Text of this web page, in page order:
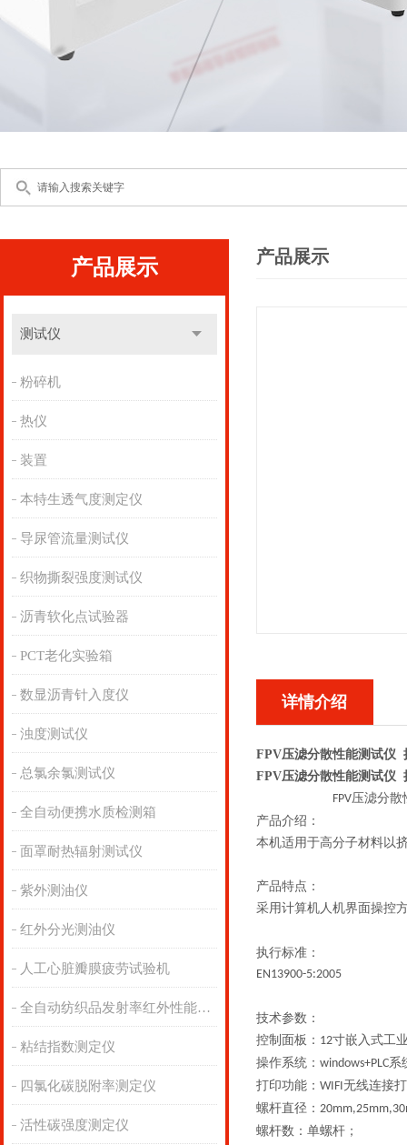
产品展示
测试仪
粉碎机
热仪
装置
本特生透气度测定仪
导尿管流量测试仪
织物撕裂强度测试仪
沥青软化点试验器
PCT老化实验箱
数显沥青针入度仪
浊度测试仪
总氯余氯测试仪
全自动便携水质检测箱
面罩耐热辐射测试仪
紫外测油仪
红外分光测油仪
人工心脏瓣膜疲劳试验机
全自动纺织品发射率红外性能分析
粘结指数测定仪
四氯化碳脱附率测定仪
活性碳强度测定仪
产品展示
详情介绍
FPV压滤分散性能测试仪
FPV压滤分散性能测试仪
FPV压滤分散
产品介绍：
本机适用于高分子材料以
产品特点：
采用计算机人机界面操控
执行标准：
EN13900-5:2005
技术参数：
控制面板： 12寸嵌入式工
操作系统： windows+PLC系
打印功能： WIFI无线连接
螺杆直径：
螺杆数：单螺杆；